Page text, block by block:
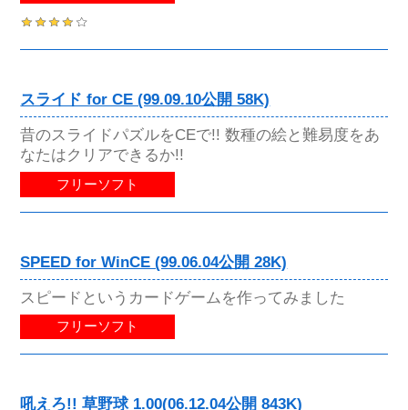
スライド for CE (99.09.10公開 58K)
昔のスライドパズルをCEで!! 数種の絵と難易度をあ
なたはクリアできるか!!
フリーソフト
SPEED for WinCE (99.06.04公開 28K)
スピードというカードゲームを作ってみました
フリーソフト
吼えろ!! 草野球 1.00(06.12.04公開 843K)